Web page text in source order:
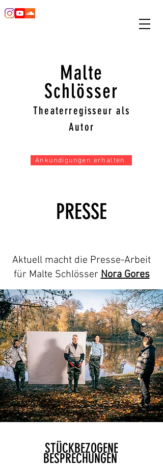
Malte
Schlösser
Theaterregisseur als
Autor
Ankündigungen erhalten
PRESSE
Aktuell macht die Presse-Arbeit
für Malte SchlösserNora Gores
STÜCKBEZOGENE
BESPRECHUNGEN